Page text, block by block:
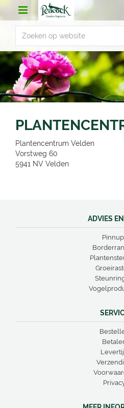
r
n
t
Plantencentrum Velden
Vorstweg 60
5941 NV Velden
ADVIES